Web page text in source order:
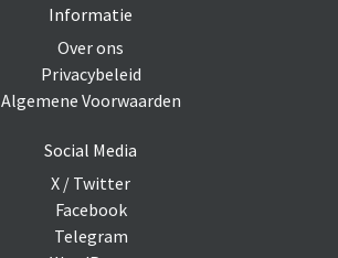
Informatie
Over ons
Privacybeleid
Algemene Voorwaarden
Social Media
X / Twitter
Facebook
Telegram